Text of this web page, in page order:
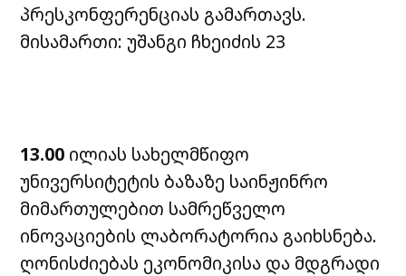
პრესკონფერენციას გამართავს.
მისამართი: უშანგი ჩხეიძის 23
13.00 ილიას სახელმწიფო
უნივერსიტეტის ბაზაზე საინჟინრო
მიმართულებით სამრეწველო
ინოვაციების ლაბორატორია გაიხსნება.
ღონისძიებას ეკონომიკისა და მდგრადი